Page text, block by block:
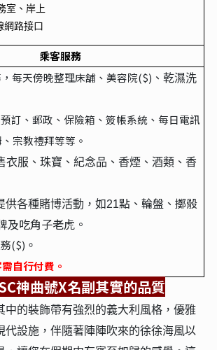
室、岸上
網路接口
乘客服務
每天傍晚整理床舖、美容院($) 、乾濕洗
訂、郵政、保險箱、簽帳系統、每日電訊
宗教禮拜等等。
衣服、珠寶、紀念品、香煙、酒類、香
供各種賭博活動，如21點、輪盤、擲骰
及吃角子老虎。
($) 。
自行付費。
神曲號X名副其實的品質
中的裝飾帶有強烈的義大利風格，優雅
代設施，伴隨著陣陣吹來的徐徐海風以